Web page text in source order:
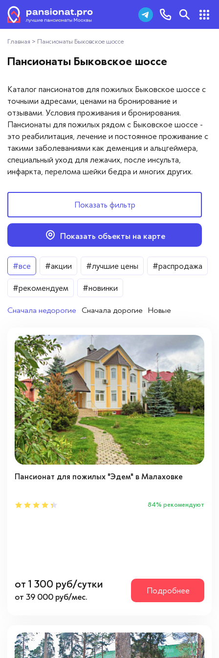
Пансионаты для пожилых
Пансионаты для ветеранов
Хосписы
Как выбрать пансионат
Добавить пансионат
Вопросы — ответы
Новости
Контакты
Главная > Пансионаты Быковское шоссе
Пансионаты Быковское шоссе
Каталог пансионатов для пожилых Быковское шоссе с
точными адресами, ценами на бронирование и
отзывами. Условия проживания и бронирования.
Пансионаты для пожилых рядом с Быковское шоссе -
это реабилитация, лечение и постоянное проживание с
такими заболеваниями как деменция и альцгеймера,
специальный уход для лежачих, после инсульта,
инфаркта, перелома шейки бедра и многих других.
Показать фильтр
Показать объекты на карте
Цена
От До
Районы
Люберецкий район(1)
Раменский район
Направления
Восток(1)
Юг(1)
Проблемы с памятью
Лежачий (2)
Ходячий (2)
С заболеваниями
Альцгеймера(2)
#все #акции #лучшие цены #распродажа
#рекомендуем #новинки
Сначала недорогие Сначала дорогие Новые
Пансионат для пожилых "Эдем" в Малаховке
84% рекомендуют
от 1 300 руб/сутки
от 39 000 руб/мес.
Подробнее